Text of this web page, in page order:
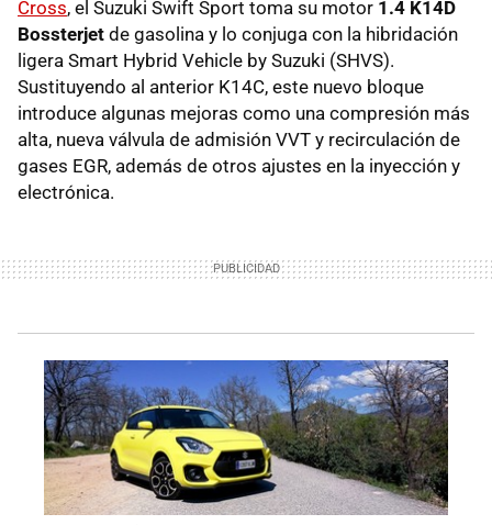
Cross, el Suzuki Swift Sport toma su motor 1.4 K14D
Bossterjet de gasolina y lo conjuga con la hibridación
ligera Smart Hybrid Vehicle by Suzuki (SHVS).
Sustituyendo al anterior K14C, este nuevo bloque
introduce algunas mejoras como una compresión más
alta, nueva válvula de admisión VVT y recirculación de
gases EGR, además de otros ajustes en la inyección y
electrónica.